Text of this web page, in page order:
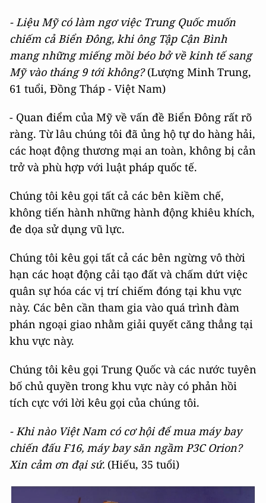
- Liệu Mỹ có làm ngơ việc Trung Quốc muốn
chiếm cả Biển Đông, khi ông Tập Cận Bình
mang những miếng mồi béo bở về kinh tế sang
Mỹ vào tháng 9 tới không?(Lượng Minh Trung,
61 tuổi, Đồng Tháp - Việt Nam)
- Quan điểm của Mỹ về vấn đề Biển Đông rất rõ
ràng. Từ lâu chúng tôi đã ủng hộ tự do hàng hải,
các hoạt động thương mại an toàn, không bị cản
trở và phù hợp với luật pháp quốc tế.
Chúng tôi kêu gọi tất cả các bên kiềm chế,
không tiến hành những hành động khiêu khích,
đe dọa sử dụng vũ lực.
Chúng tôi kêu gọi tất cả các bên ngừng vô thời
hạn các hoạt động cải tạo đất và chấm dứt việc
quân sự hóa các vị trí chiếm đóng tại khu vực
này. Các bên cần tham gia vào quá trình đàm
phán ngoại giao nhằm giải quyết căng thẳng tại
khu vực này.
Chúng tôi kêu gọi Trung Quốc và các nước tuyên
bố chủ quyền trong khu vực này có phản hồi
tích cực với lời kêu gọi của chúng tôi.
- Khi nào Việt Nam có cơ hội để mua máy bay
chiến đấu F16, máy bay săn ngầm P3C Orion?
Xin cảm ơn đại sứ. (Hiếu, 35 tuổi)